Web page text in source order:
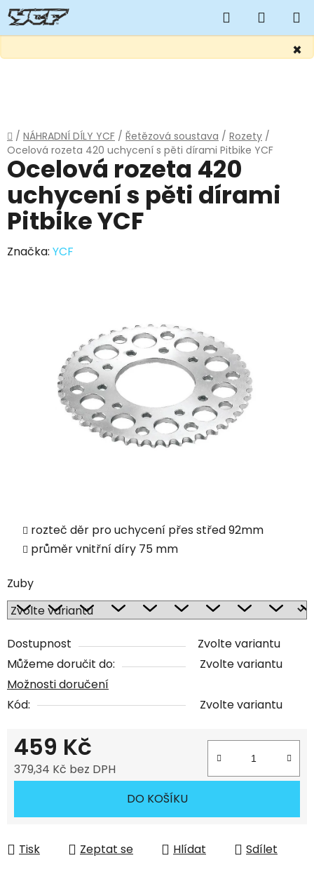
×
Hledat
KOŠÍK
Domů
/ NÁHRADNÍ DÍLY YCF / Řetězová soustava / Rozety /
Ocelová rozeta 420 uchycení s pěti dírami Pitbike YCF
rozteč děr pro uchycení přes střed 92mm
průměr vnitřní díry 75 mm
Zuby
Dostupnost
Zvolte variantu
Můžeme doručit do:
Zvolte variantu
Možnosti doručení
Kód:
Zvolte variantu
459 Kč
379,34 Kč bez DPH
DO KOŠÍKU
Tisk Zeptat se Hlídat Sdílet
Ocelová rozeta 420
uchycení s pěti dírami
Pitbike YCF
Značka: YCF